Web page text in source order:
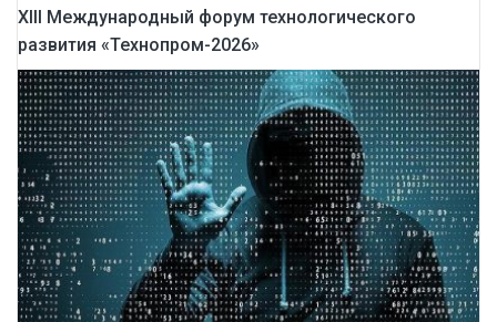
XIII Международный форум технологического
развития «Технопром-2026»